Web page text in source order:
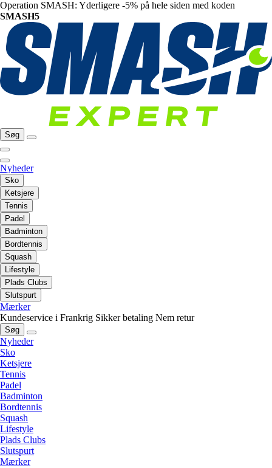
Operation SMASH: Yderligere -5% på hele siden med koden
SMASH5
Søg
Nyheder
Sko
Ketsjere
Tennis
Padel
Badminton
Bordtennis
Squash
Lifestyle
Plads Clubs
Slutspurt
Mærker
Kundeservice i Frankrig Sikker betaling Nem retur
Søg
Nyheder
Sko
Ketsjere
Tennis
Padel
Badminton
Bordtennis
Squash
Lifestyle
Plads Clubs
Slutspurt
Mærker